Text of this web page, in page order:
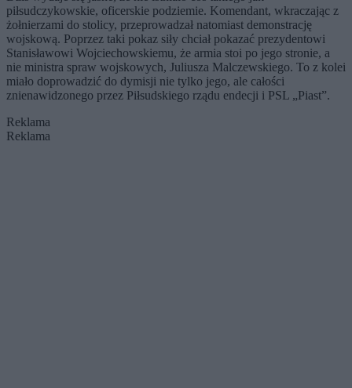
piłsudczykowskie, oficerskie podziemie. Komendant, wkraczając z
żołnierzami do stolicy, przeprowadzał natomiast demonstrację
wojskową. Poprzez taki pokaz siły chciał pokazać prezydentowi
Stanisławowi Wojciechowskiemu, że armia stoi po jego stronie, a
nie ministra spraw wojskowych, Juliusza Malczewskiego. To z kolei
miało doprowadzić do dymisji nie tylko jego, ale całości
znienawidzonego przez Piłsudskiego rządu endecji i PSL „Piast”.
Reklama
Reklama